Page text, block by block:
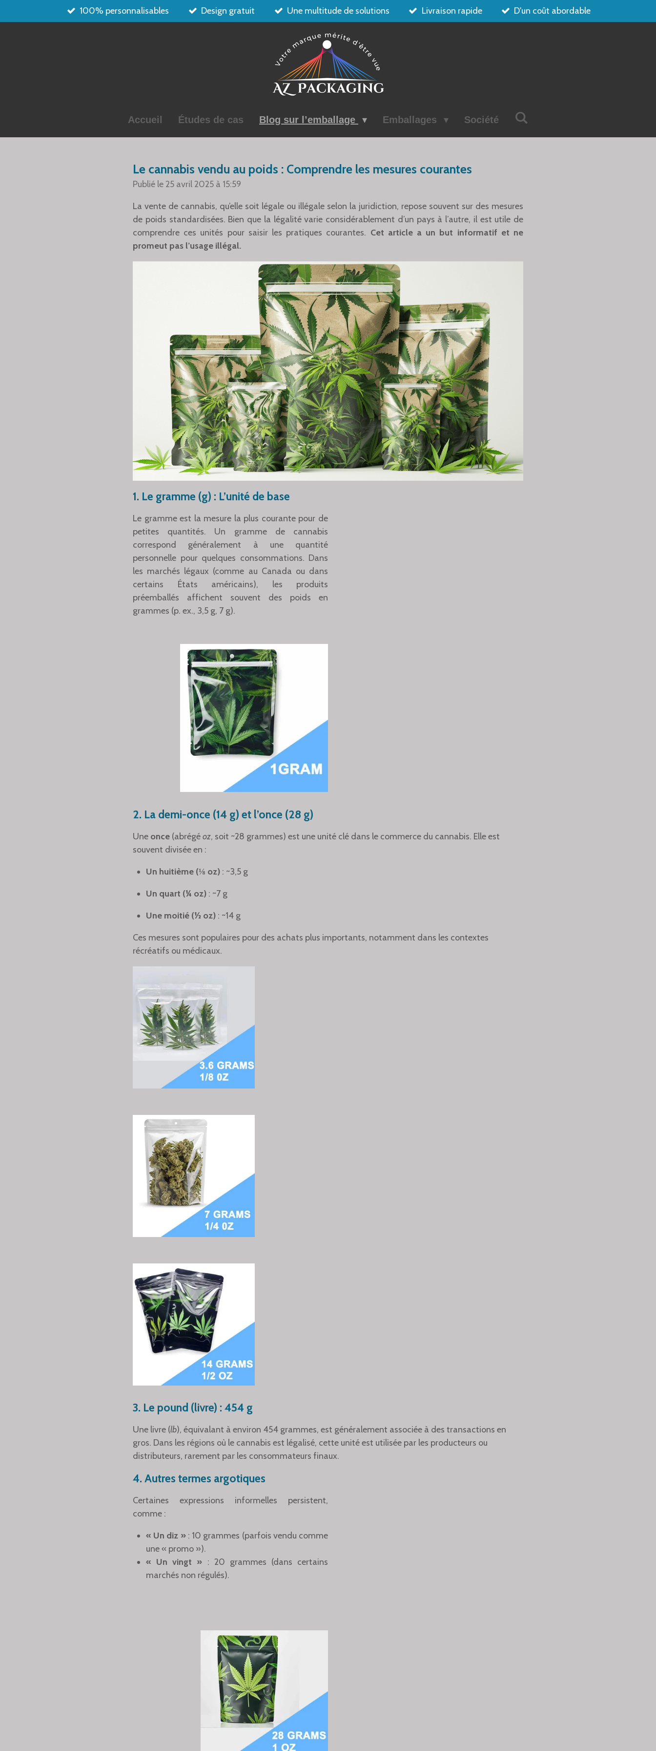
au
100% personnalisables Design gratuit Une multitude de solutions Livraison rapide D'un coût abordable
Accueil Études de cas Blog sur l’emballage Emballages Société
Le cannabis vendu au poids : Comprendre les mesures courantes
Publié le 25 avril 2025 à 15:59
La vente de cannabis, qu’elle soit légale ou illégale selon la juridiction, repose souvent sur des mesures
de poids standardisées. Bien que la légalité varie considérablement d’un pays à l’autre, il est utile de
comprendre ces unités pour saisir les pratiques courantes. Cet article a un but informatif et ne
promeut pas l’usage illégal.
1. Le gramme (g) : L’unité de base
Le gramme est la mesure la plus courante pour de
petites quantités. Un gramme de cannabis
correspond généralement à une quantité
personnelle pour quelques consommations. Dans
les marchés légaux (comme au Canada ou dans
certains États américains), les produits
préemballés affichent souvent des poids en
grammes (p. ex., 3,5 g, 7 g).
2. La demi-once (14 g) et l’once (28 g)
Une once (abrégéoz, soit ~28 grammes) est une unité clé dans le commerce du cannabis. Elle est
souvent divisée en :
Un huitième (⅛ oz) : ~3,5 g
Un quart (¼ oz) : ~7 g
Une moitié (½ oz) : ~14 g
Ces mesures sont populaires pour des achats plus importants, notamment dans les contextes
récréatifs ou médicaux.
3. Le pound (livre) : 454 g
Une livre (lb), équivalant à environ 454 grammes, est généralement associée à des transactions en
gros. Dans les régions où le cannabis est légalisé, cette unité est utilisée par les producteurs ou
distributeurs, rarement par les consommateurs finaux.
4. Autres termes argotiques
Certaines expressions informelles persistent,
comme :
« Un diz » : 10 grammes (parfois vendu comme
une « promo »).
« Un vingt » : 20 grammes (dans certains
marchés non régulés).